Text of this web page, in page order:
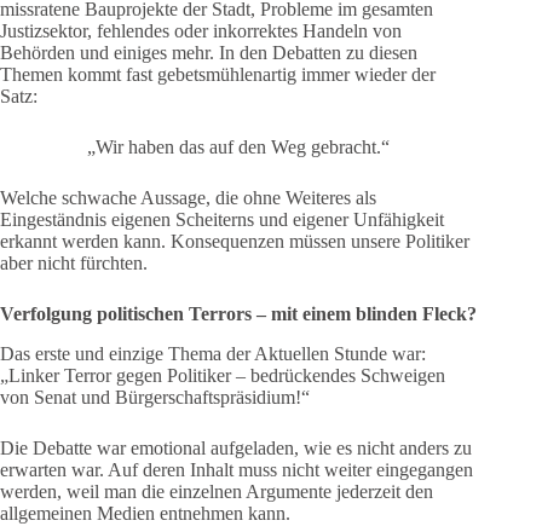
missratene Bauprojekte der Stadt, Probleme im gesamten
Justizsektor, fehlendes oder inkorrektes Handeln von
Behörden und einiges mehr. In den Debatten zu diesen
Themen kommt fast gebetsmühlenartig immer wieder der
Satz:
„Wir haben das auf den Weg gebracht.“
Welche schwache Aussage, die ohne Weiteres als
Eingeständnis eigenen Scheiterns und eigener Unfähigkeit
erkannt werden kann. Konsequenzen müssen unsere Politiker
aber nicht fürchten.
Verfolgung politischen Terrors – mit einem blinden Fleck?
Das erste und einzige Thema der Aktuellen Stunde war:
„Linker Terror gegen Politiker – bedrückendes Schweigen
von Senat und Bürgerschaftspräsidium!“
Die Debatte war emotional aufgeladen, wie es nicht anders zu
erwarten war. Auf deren Inhalt muss nicht weiter eingegangen
werden, weil man die einzelnen Argumente jederzeit den
allgemeinen Medien entnehmen kann.